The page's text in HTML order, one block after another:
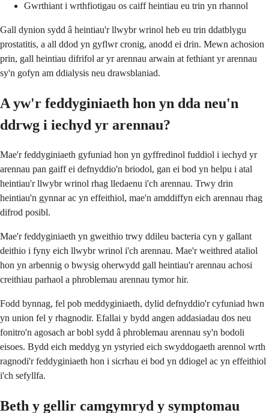
Gwrthiant i wrthfiotigau os caiff heintiau eu trin yn rhannol
Gall dynion sydd â heintiau'r llwybr wrinol heb eu trin ddatblygu
prostatitis, a all ddod yn gyflwr cronig, anodd ei drin. Mewn achosion
prin, gall heintiau difrifol ar yr arennau arwain at fethiant yr arennau
sy'n gofyn am ddialysis neu drawsblaniad.
A yw'r feddyginiaeth hon yn dda neu'n
ddrwg i iechyd yr arennau?
Mae'r feddyginiaeth gyfuniad hon yn gyffredinol fuddiol i iechyd yr
arennau pan gaiff ei defnyddio'n briodol, gan ei bod yn helpu i atal
heintiau'r llwybr wrinol rhag lledaenu i'ch arennau. Trwy drin
heintiau'n gynnar ac yn effeithiol, mae'n amddiffyn eich arennau rhag
difrod posibl.
Mae'r feddyginiaeth yn gweithio trwy ddileu bacteria cyn y gallant
deithio i fyny eich llwybr wrinol i'ch arennau. Mae'r weithred ataliol
hon yn arbennig o bwysig oherwydd gall heintiau'r arennau achosi
creithiau parhaol a phroblemau arennau tymor hir.
Fodd bynnag, fel pob meddyginiaeth, dylid defnyddio'r cyfuniad hwn
yn union fel y rhagnodir. Efallai y bydd angen addasiadau dos neu
fonitro'n agosach ar bobl sydd â phroblemau arennau sy'n bodoli
eisoes. Bydd eich meddyg yn ystyried eich swyddogaeth arennol wrth
ragnodi'r feddyginiaeth hon i sicrhau ei bod yn ddiogel ac yn effeithiol
i'ch sefyllfa.
Beth y gellir camgymryd y symptomau